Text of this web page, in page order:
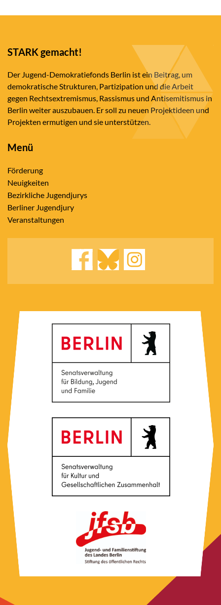
STARK gemacht!
Der Jugend-Demokratiefonds Berlin ist ein Beitrag, um
demokratische Strukturen, Partizipation und die Arbeit
gegen Rechtsextremismus, Rassismus und Antisemitismus in
Berlin weiter auszubauen. Er soll zu neuen Projektideen und
Projekten ermutigen und sie unterstützen.
Menü
Förderung
Neuigkeiten
Bezirkliche Jugendjurys
Berliner Jugendjury
Veranstaltungen